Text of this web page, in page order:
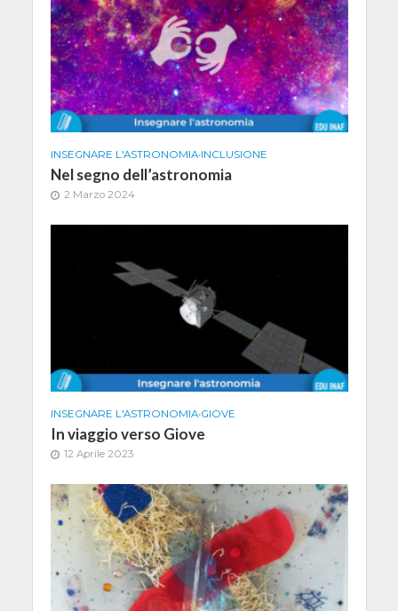
INSEGNARE L'ASTRONOMIA•INCLUSIONE
Nel segno dell’astronomia
2 Marzo 2024
INSEGNARE L'ASTRONOMIA•GIOVE
In viaggio verso Giove
12 Aprile 2023